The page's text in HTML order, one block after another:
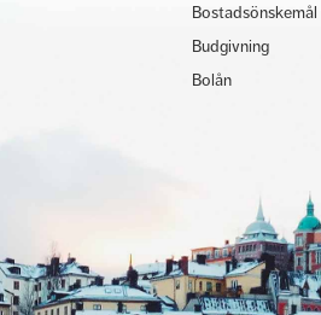
Bostadsönskemål
Budgivning
Bolån